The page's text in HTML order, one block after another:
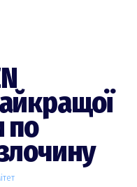
по